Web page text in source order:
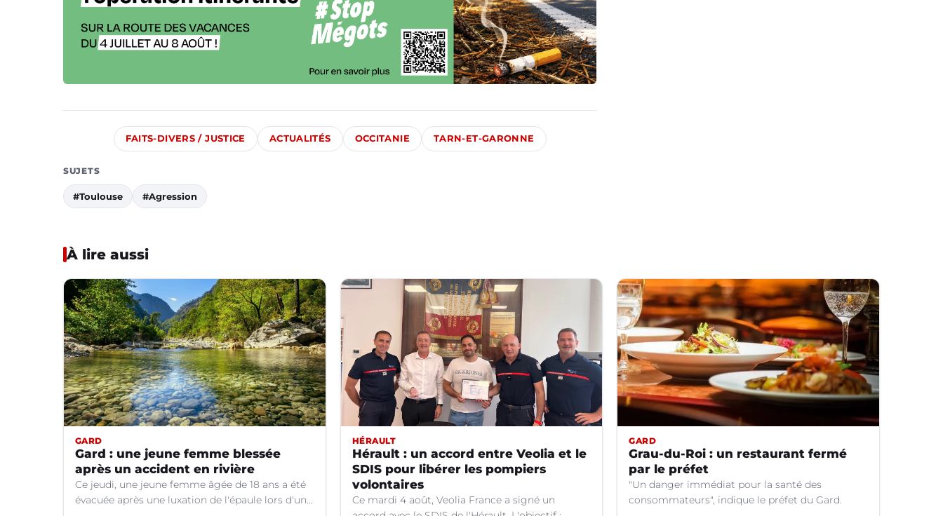
FAITS-DIVERS / JUSTICE ACTUALITÉS OCCITANIE TARN-ET-GARONNE
SUJETS
#Toulouse #Agression
À lire aussi
GARD
Gard : une jeune femme blessée
après un accident en rivière
Ce jeudi, une jeune femme âgée de 18 ans a été
évacuée après une luxation de l'épaule lors d'un
HÉRAULT
Hérault : un accord entre Veolia et le
SDIS pour libérer les pompiers
volontaires
Ce mardi 4 août, Veolia France a signé un
GARD
Grau-du-Roi : un restaurant fermé
par le préfet
"Un danger immédiat pour la santé des
consommateurs", indique le préfet du Gard.